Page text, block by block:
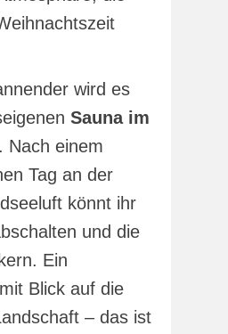
wird es
Sauna im
. Nach einem
Tag an der
könnt ihr
und die
Ein
Blick auf die
– das ist